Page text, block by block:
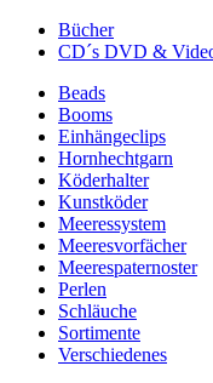
Bücher
CD´s DVD &
Beads
Booms
Einhängeclips
Hornhechtgarn
Köderhalter
Kunstköder
Meeressystem
Meeresvorfächer
Meerespaternoster
Perlen
Schläuche
Sortimente
Verschiedenes